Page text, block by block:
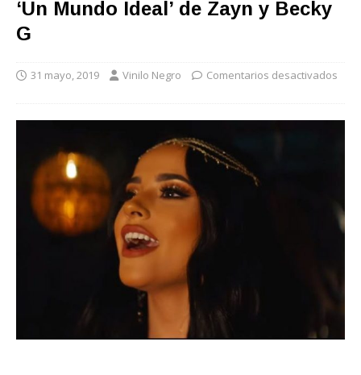
‘Un Mundo Ideal’ de Zayn y Becky
G
31 mayo, 2019 Vinilo Negro Comentarios desactivados